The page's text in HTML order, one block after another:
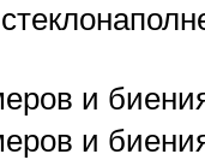
и
и